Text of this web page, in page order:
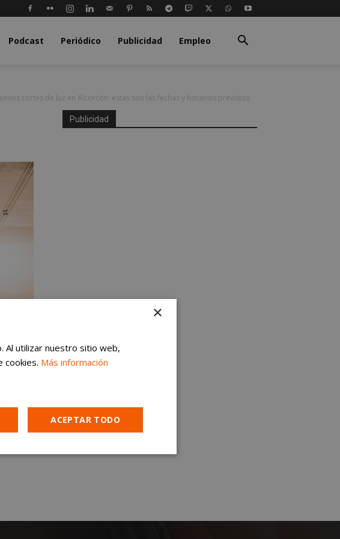
Podcast Periódico Publicidad Empleo
cortes de luz en Alcorcón: estas son las fechas y horarios previstos
Publicidad
×
Al utilizar nuestro sitio web,
cookies. Más información
ACEPTAR TODO
de
Cookies no